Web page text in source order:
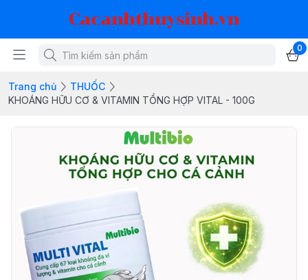
Cacanhthuysinh.vn
0
Trang chủ
THUỐC
KHOÁNG HỮU CƠ & VITAMIN TỔNG HỢP VITAL - 100G